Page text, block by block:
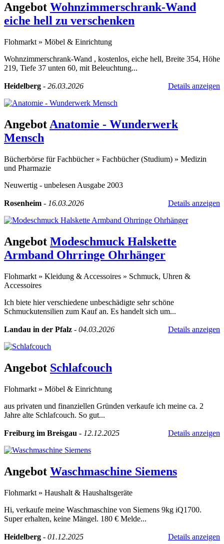
Angebot Wohnzimmerschrank-Wand
eiche hell zu verschenken
Flohmarkt » Möbel & Einrichtung
Wohnzimmerschrank-Wand , kostenlos, eiche hell, Breite 354, Höhe
219, Tiefe 37 unten 60, mit Beleuchtung...
Heidelberg - 26.03.2026 Details anzeigen
AngebotAnatomie - Wunderwerk
Mensch
Bücherbörse für Fachbücher » Fachbücher (Studium) » Medizin
und Pharmazie
Neuwertig - unbelesen Ausgabe 2003
Rosenheim - 16.03.2026 Details anzeigen
Angebot Modeschmuck Halskette
Armband Ohrringe Ohrhänger
Flohmarkt » Kleidung & Accessoires » Schmuck, Uhren &
Accessoires
Ich biete hier verschiedene unbeschädigte sehr schöne
Schmuckutensilien zum Kauf an. Es handelt sich um...
Landau in der Pfalz - 04.03.2026 Details anzeigen
Angebot Schlafcouch
Flohmarkt » Möbel & Einrichtung
aus privaten und finanziellen Gründen verkaufe ich meine ca. 2
Jahre alte Schlafcouch. So gut...
Freiburg im Breisgau - 12.12.2025 Details anzeigen
Angebot Waschmaschine Siemens
Flohmarkt » Haushalt & Haushaltsgeräte
Hi, verkaufe meine Waschmaschine von Siemens 9kg iQ1700.
Super erhalten, keine Mängel. 180 € Melde...
Heidelberg - 01.12.2025 Details anzeigen